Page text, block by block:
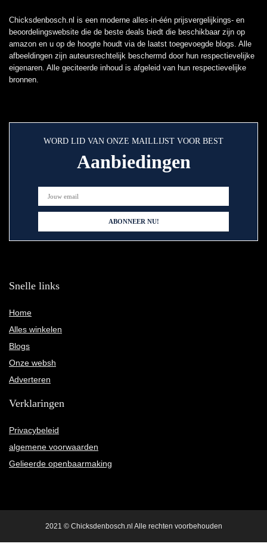
Chicksdenbosch.nl is een moderne alles-in-één prijsvergelijkings- en
beoordelingswebsite die de beste deals biedt die beschikbaar zijn op
amazon en u op de hoogte houdt via de laatst toegevoegde blogs. Alle
afbeeldingen zijn auteursrechtelijk beschermd door hun respectievelijke
eigenaren. Alle geciteerde inhoud is afgeleid van hun respectievelijke
bronnen.
WORD LID VAN ONZE MAILLIJST VOOR BEST
Aanbiedingen
Snelle links
Home
Alles winkelen
Blogs
Onze websh
Adverteren
Verklaringen
Privacybeleid
algemene voorwaarden
Gelieerde openbaarmaking
2021 © Chicksdenbosch.nl Alle rechten voorbehouden